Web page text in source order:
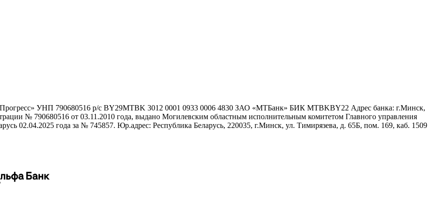
УНП 790680516 р/с BY29MTBK 3012 0001 0933 0006 4830 ЗАО «МТБанк» БИК MTBKBY22 Адрес банка: г.Минск,
№ 790680516 от 03.11.2010 года, выдано Могилевским областным исполнительным комитетом Главного управления
02.04.2025 года за № 745857. Юр.адрес: Республика Беларусь, 220035, г.Минск, ул. Тимирязева, д. 65Б, пом. 169, каб. 1509